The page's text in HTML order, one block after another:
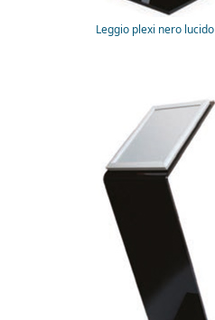
Leggio plexi nero lucido